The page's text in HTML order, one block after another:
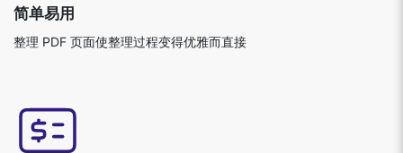
简单易用
整理 PDF 页面使整理过程变得优雅而直接